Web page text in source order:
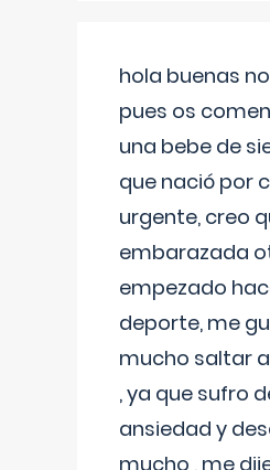
hola buenas
pues os
una bebe de
que nació por
urgente, creo
embarazada
empezado
deporte, me
mucho saltar
, ya que sufro
ansiedad y
mucho , me